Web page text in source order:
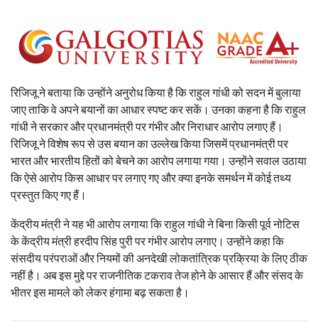
रिजिजू ने बताया कि उन्होंने अनुरोध किया है कि राहुल गांधी को सदन में बुलाया
जाए ताकि वे अपने बयानों का आधार स्पष्ट कर सकें। उनका कहना है कि राहुल
गांधी ने सरकार और प्रधानमंत्री पर गंभीर और निराधार आरोप लगाए हैं।
रिजिजू ने विशेष रूप से उस बयान का उल्लेख किया जिसमें प्रधानमंत्री पर
भारत और भारतीय हितों को बेचने का आरोप लगाया गया। उन्होंने सवाल उठाया
कि ऐसे आरोप किस आधार पर लगाए गए और क्या इनके समर्थन में कोई तथ्य
प्रस्तुत किए गए हैं।
केंद्रीय मंत्री ने यह भी आरोप लगाया कि राहुल गांधी ने बिना किसी पूर्व नोटिस
के केंद्रीय मंत्री हरदीप सिंह पुरी पर गंभीर आरोप लगाए। उन्होंने कहा कि
संसदीय परंपराओं और नियमों की अनदेखी लोकतांत्रिक प्रक्रिया के लिए ठीक
नहीं है। अब इस मुद्दे पर राजनीतिक टकराव तेज होने के आसार हैं और संसद के
भीतर इस मामले को लेकर हंगामा बढ़ सकता है।